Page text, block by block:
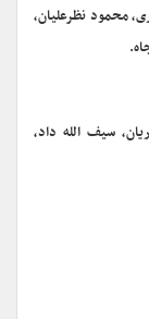
محمود نظرعلیان،
سیف الله داد،